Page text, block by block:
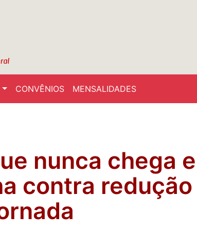
CONVÊNIOS MENSALIDADES
nunca chega e
contra redução